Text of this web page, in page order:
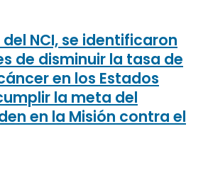
NCI, se identificaron
de disminuir la tasa de
en los Estados
la meta del
en la Misión contra el